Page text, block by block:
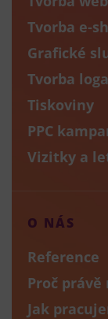
Tvorba e-
Grafické
Tvorba loga
Tiskoviny
PPC
Vizitky a
O NÁS
Reference
Proč právě
Jak